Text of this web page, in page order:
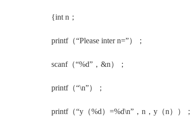
{int n；
printf（“Please inter n=”）；
scanf（“%d”，&n）；
printf（“\n”）；
printf（“y（%d）=%d\n”，n，y（n））；